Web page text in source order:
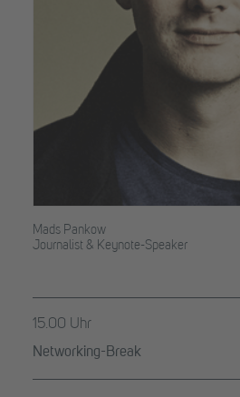
Mads Pankow
Journalist & Keynote-Speaker
15.00 Uhr
Networking-Break